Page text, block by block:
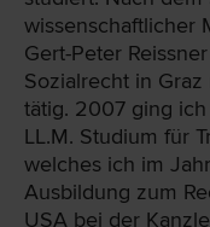
wissenschaftlicher
Gert-Peter
Sozialrecht in
tätig. 2007 ging
LL.M. Studium für
welches ich im
Ausbildung zum
USA bei der